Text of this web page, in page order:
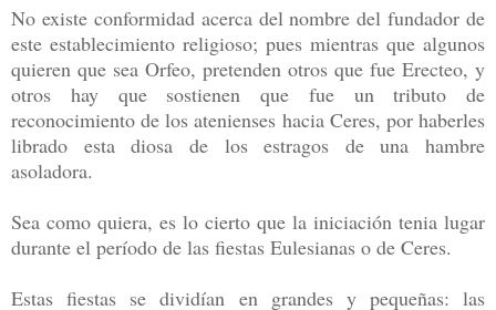
No existe conformidad acerca del nombre del fundador de
este establecimiento religioso; pues mientras que algunos
quieren que sea Orfeo, pretenden otros que fue Erecteo, y
otros hay que sostienen que fue un tributo de
reconocimiento de los atenienses hacia Ceres, por haberles
librado esta diosa de los estragos de una hambre
asoladora.
Sea como quiera, es lo cierto que la iniciación tenia lugar
durante el período de las fiestas Eulesianas o de Ceres.
Estas fiestas se dividían en grandes y pequeñas: las